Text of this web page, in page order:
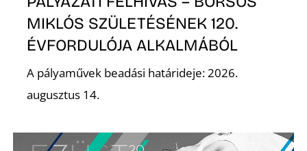
MIKLÓS SZÜLETÉSÉNEK 120.
ÉVFORDULÓJA ALKALMÁBÓL
A pályaművek beadási határideje: 2026.
augusztus 14.